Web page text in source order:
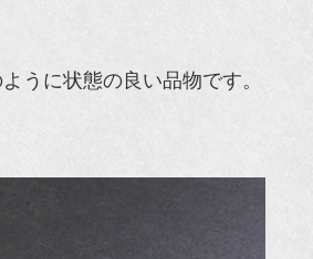
うに状態の良い品物です。